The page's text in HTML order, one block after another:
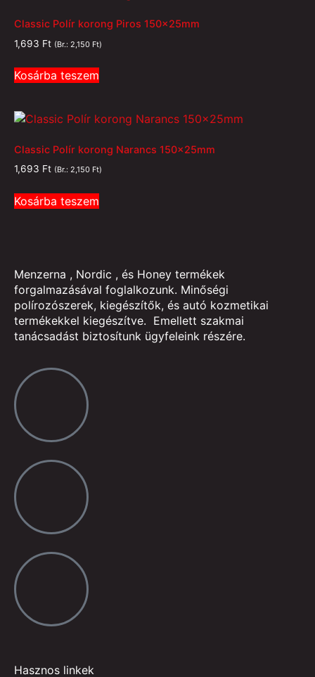
Classic Polír korong Piros 150x25mm
1,693 Ft (Br.: 2,150 Ft)
Kosárba teszem
Classic Polír korong Narancs 150x25mm
1,693 Ft (Br.: 2,150 Ft)
Kosárba teszem
Menzerna , Nordic , és Honey termékek
forgalmazásával foglalkozunk. Minőségi
polírozószerek, kiegészítők, és autó kozmetikai
termékekkel kiegészítve. Emellett szakmai
tanácsadást biztosítunk ügyfeleink részére.
Hasznos linkek